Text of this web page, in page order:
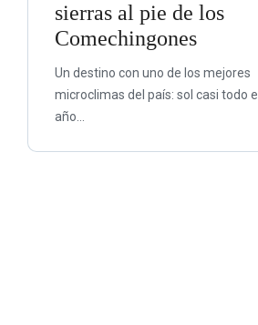
sierras al pie de los
Comechingones
Un destino con uno de los mejores
microclimas del país: sol casi todo el
año...